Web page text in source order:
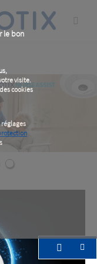
le bon
visite.
cookies